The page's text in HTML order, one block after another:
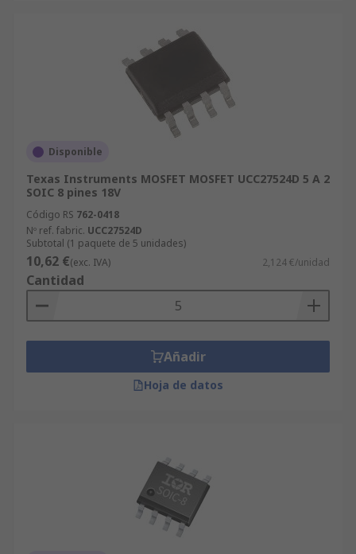
Disponible
Texas Instruments MOSFET MOSFET UCC27524D 5 A 2
SOIC 8 pines 18V
Código RS 762-0418
Nº ref. fabric. UCC27524D
Subtotal (1 paquete de 5 unidades)
10,62 €(exc. IVA) 2,124 €/unidad
Cantidad
Añadir
Hoja de datos